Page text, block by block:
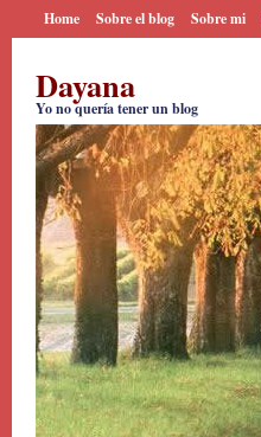
Home Sobre el blog Sobre mi
Dayana
Yo no quería tener un blog